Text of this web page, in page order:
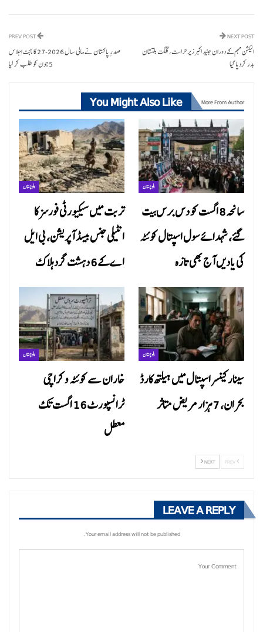
صدرِ پاکستان نے مالی سال 2026-27 کا بجٹ اجلاس
5 جون کو طلب کر لیا
NEXT POST
الیکشن مہم کے دوران جنید اکبر زیر حراست، گلگت بلتستان
بدر کردیا گیا
You Might Also Like More From Author
بلوچستان
تربت میں سیکیورٹی فورسز کا
انٹیلی جنس بیسڈ آپریشن، بی ایل
اے کے 6 دہشت گرد ہلاک
بلوچستان
سانحہ 8 اگست کو دس برس بیت
گئے، شہدائے سول اسپتال کوئٹہ
کی یادیں آج بھی تازہ
بلوچستان
خاران سے کوئٹہ و کراچی
ٹرانسپورٹ 16 اگست تک
معطل
بلوچستان
سینار کینسر اسپتال میں ہیلتھ کارڈ
بحران، 7 ہزار مریض متاثر
NEXT
LEAVE A REPLY
Your email address will not be published.